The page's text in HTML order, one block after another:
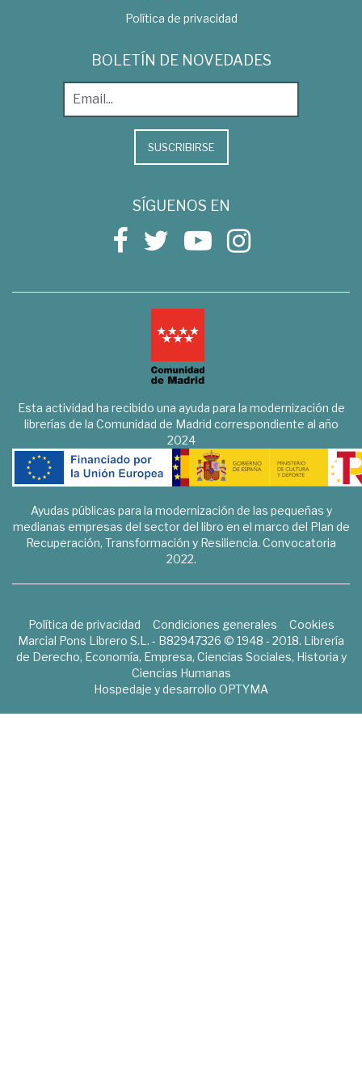
Política de privacidad
BOLETÍN DE NOVEDADES
SUSCRIBIRSE
SÍGUENOS EN
Esta actividad ha recibido una ayuda para la modernización de
librerías de la Comunidad de Madrid correspondiente al año
2024
Ayudas públicas para la modernización de las pequeñas y
medianas empresas del sector del libro en el marco del Plan de
Recuperación, Transformación y Resiliencia. Convocatoria
2022.
Política de privacidad Condiciones generales
Cookies
Marcial Pons Librero S.L. - B82947326 © 1948 - 2018. Librería
de Derecho, Economía, Empresa, Ciencias Sociales, Historia y
Ciencias Humanas
Hospedaje y desarrollo OPTYMA